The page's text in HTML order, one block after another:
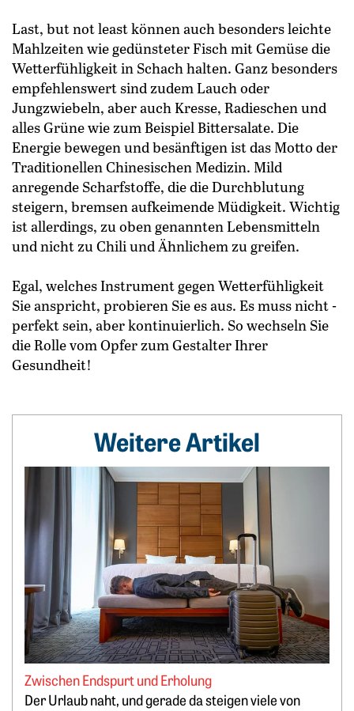
Last, but not least können auch besonders leichte
Mahlzeiten wie ­gedünsteter Fisch mit Gemüse die
Wetterfühligkeit in Schach halten. Ganz besonders
empfehlenswert sind zudem Lauch oder
Jungzwiebeln, aber auch Kresse, Radieschen und
alles Grüne wie zum Beispiel Bittersalate. Die
Energie bewegen und besänftigen ist das Motto der
Traditionellen Chinesischen Medizin. Mild
anregende Scharfstoffe, die die Durchblutung
steigern, bremsen aufkeimende Müdigkeit. Wichtig
ist allerdings, zu oben genannten Lebensmitteln
und nicht zu Chili und Ähnlichem zu greifen.
Egal, welches Instrument gegen Wetterfühligkeit
Sie anspricht, probieren Sie es aus. Es muss nicht ­
perfekt sein, aber kontinuierlich. So wechseln Sie
die Rolle vom Opfer zum Gestalter Ihrer
Gesundheit!
Weitere Artikel
Zwischen Endspurt und Erholung
Der Urlaub naht, und gerade da steigen viele von
Weiterlesen: Zwischen Endspurt und Erholung